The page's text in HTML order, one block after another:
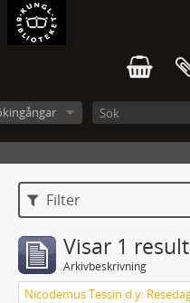
Filter
Visar 1
Arkivbeskrivning
Nicodemus Tessin d.y: